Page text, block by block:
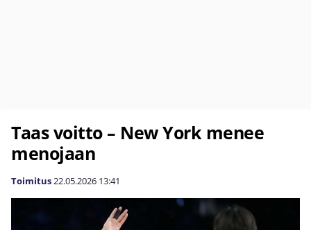
Taas voitto – New York menee
menojaan
Toimitus22.05.2026 13:41